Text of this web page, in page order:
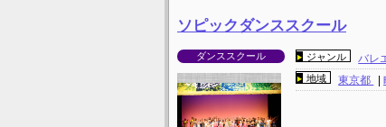
ソピックダンススクール
ダンススクール ジャンル バレ
地域 東京都 |